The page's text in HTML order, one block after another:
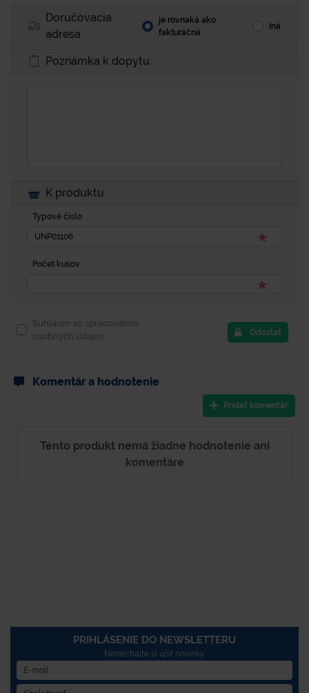
Doručovacia
adresa
je rovnaká ako
fakturačná
Iná
Poznámka k dopytu
K produktu
Typové číslo
Počet kusov
Súhlasím so spracovaním
osobných údajov.
Odoslať
Komentár a hodnotenie
Pridať komentár
Tento produkt nemá žiadne hodnotenie ani
komentáre
PRIHLÁSENIE DO NEWSLETTERU
Nenechajte si újsť novinky